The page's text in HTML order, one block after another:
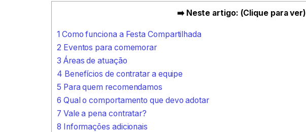
➡️ Neste artigo: (Clique para ver)
1 Como funciona a Festa Compartilhada
2 Eventos para comemorar
3 Áreas de atuação
4 Benefícios de contratar a equipe
5 Para quem recomendamos
6 Qual o comportamento que devo adotar
7 Vale a pena contratar?
8 Informações adicionais